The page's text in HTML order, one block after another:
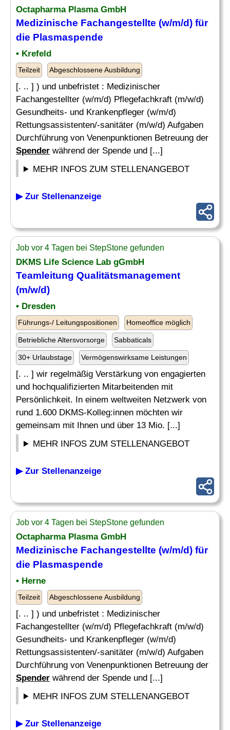
Octapharma Plasma GmbH
Medizinische Fachangestellte (w/m/d) für
die Plasmaspende
• Krefeld
Teilzeit Abgeschlossene Ausbildung
[. .. ] ) und unbefristet : Medizinischer
Fachangestellter (w/m/d) Pflegefachkraft (m/w/d)
Gesundheits- und Krankenpfleger (w/m/d)
Rettungsassistenten/-sanitäter (m/w/d) Aufgaben
Durchführung von Venenpunktionen Betreuung der
Spender während der Spende und [...]
MEHR INFOS ZUM STELLENANGEBOT
▶ Zur Stellenanzeige
Job vor 4 Tagen bei StepStone gefunden
DKMS Life Science Lab gGmbH
Teamleitung Qualitätsmanagement
(m/w/d)
• Dresden
Führungs-/ Leitungspositionen Homeoffice möglich
Betriebliche Altersvorsorge Sabbaticals
30+ Urlaubstage Vermögenswirksame Leistungen
[. .. ] wir regelmäßig Verstärkung von engagierten
und hochqualifizierten Mitarbeitenden mit
Persönlichkeit. In einem weltweiten Netzwerk von
rund 1.600 DKMS-Kolleg:innen möchten wir
gemeinsam mit Ihnen und über 13 Mio. [...]
MEHR INFOS ZUM STELLENANGEBOT
▶ Zur Stellenanzeige
Job vor 4 Tagen bei StepStone gefunden
Octapharma Plasma GmbH
Medizinische Fachangestellte (w/m/d) für
die Plasmaspende
• Herne
Teilzeit Abgeschlossene Ausbildung
[. .. ] ) und unbefristet : Medizinischer
Fachangestellter (w/m/d) Pflegefachkraft (m/w/d)
Gesundheits- und Krankenpfleger (w/m/d)
Rettungsassistenten/-sanitäter (m/w/d) Aufgaben
Durchführung von Venenpunktionen Betreuung der
Spender während der Spende und [...]
MEHR INFOS ZUM STELLENANGEBOT
▶ Zur Stellenanzeige